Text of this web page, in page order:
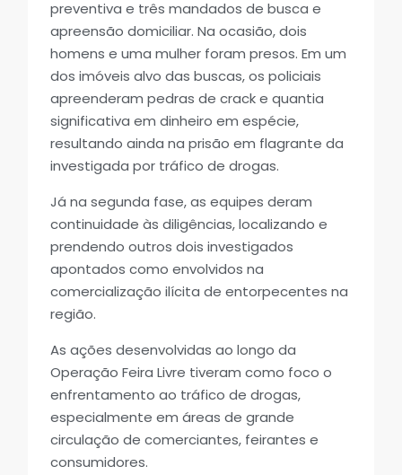
preventiva e três mandados de busca e
apreensão domiciliar. Na ocasião, dois
homens e uma mulher foram presos. Em um
dos imóveis alvo das buscas, os policiais
apreenderam pedras de crack e quantia
significativa em dinheiro em espécie,
resultando ainda na prisão em flagrante da
investigada por tráfico de drogas.
Já na segunda fase, as equipes deram
continuidade às diligências, localizando e
prendendo outros dois investigados
apontados como envolvidos na
comercialização ilícita de entorpecentes na
região.
As ações desenvolvidas ao longo da
Operação Feira Livre tiveram como foco o
enfrentamento ao tráfico de drogas,
especialmente em áreas de grande
circulação de comerciantes, feirantes e
consumidores.